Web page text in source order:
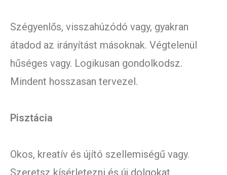
Szégyenlős, visszahúzódó vagy, gyakran
átadod az irányítást másoknak. Végtelenül
hűséges vagy. Logikusan gondolkodsz.
Mindent hosszasan tervezel.
Pisztácia
Okos, kreatív és újító szellemiségű vagy.
Szeretsz kísérletezni és új dolgokat